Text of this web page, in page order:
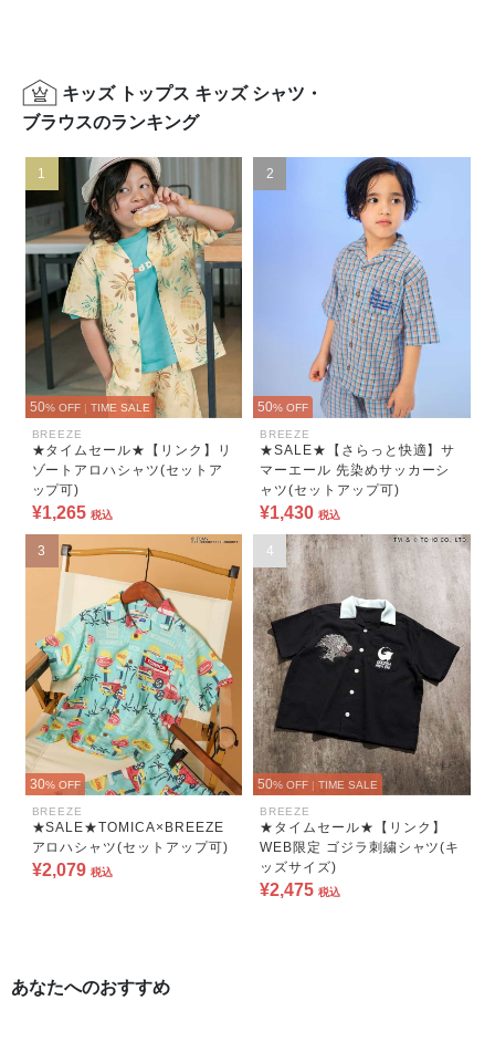
キッズ トップス キッズ シャツ・
ブラウスのランキング
1
50% OFF | TIME SALE
BREEZE
★タイムセール★【リンク】リ
ゾートアロハシャツ(セットア
ップ可)
¥1,265 税込
2
50% OFF
BREEZE
★SALE★【さらっと快適】サ
マーエール 先染めサッカーシ
ャツ(セットアップ可)
¥1,430 税込
3
30% OFF
BREEZE
★SALE★TOMICA×BREEZE
アロハシャツ(セットアップ可)
¥2,079 税込
4
50% OFF | TIME SALE
BREEZE
★タイムセール★【リンク】
WEB限定 ゴジラ刺繍シャツ(キ
ッズサイズ)
¥2,475 税込
あなたへのおすすめ